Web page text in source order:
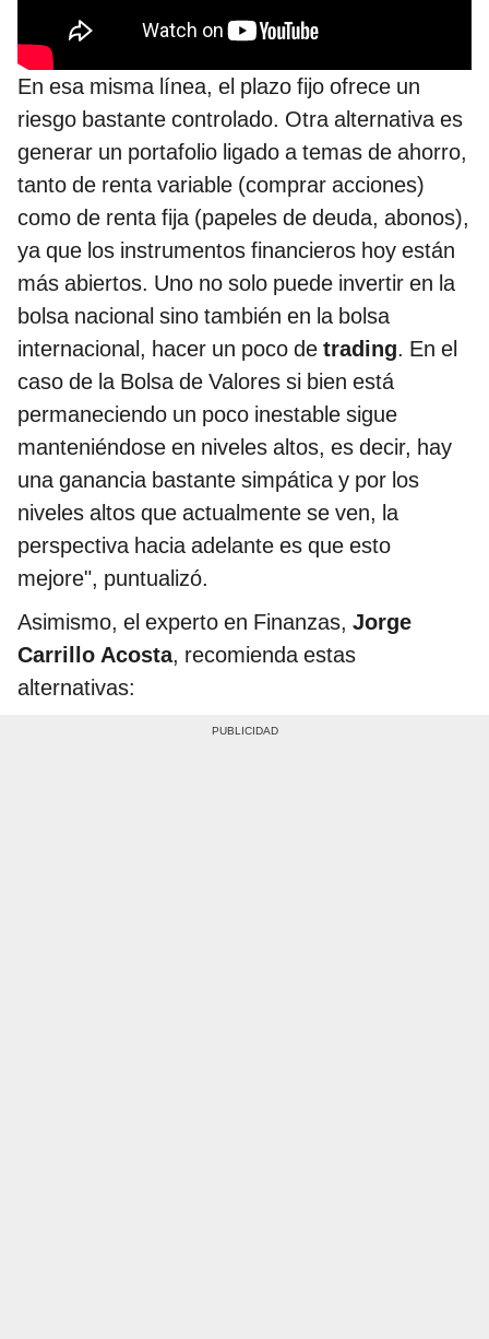
En esa misma línea, el plazo fijo ofrece un
riesgo bastante controlado. Otra alternativa es
generar un portafolio ligado a temas de ahorro,
tanto de renta variable (comprar acciones)
como de renta fija (papeles de deuda, abonos),
ya que los instrumentos financieros hoy están
más abiertos. Uno no solo puede invertir en la
bolsa nacional sino también en la bolsa
internacional, hacer un poco de trading. En el
caso de la Bolsa de Valores si bien está
permaneciendo un poco inestable sigue
manteniéndose en niveles altos, es decir, hay
una ganancia bastante simpática y por los
niveles altos que actualmente se ven, la
perspectiva hacia adelante es que esto
mejore", puntualizó.
Asimismo, el experto en Finanzas, Jorge
Carrillo Acosta, recomienda estas
alternativas: